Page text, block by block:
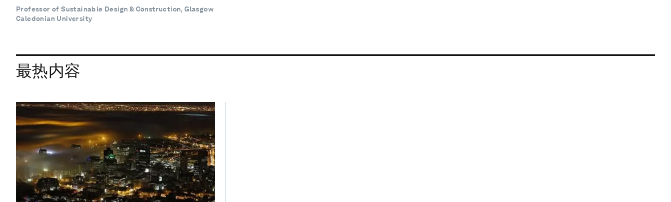
Professor of Sustainable Design & Construction, Glasgow
Caledonian University
最热内容